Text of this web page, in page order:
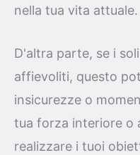
nella tua vita attuale.
D'altra parte, se i
affievoliti, questo
insicurezze o
tua forza interiore o
realizzare i tuoi